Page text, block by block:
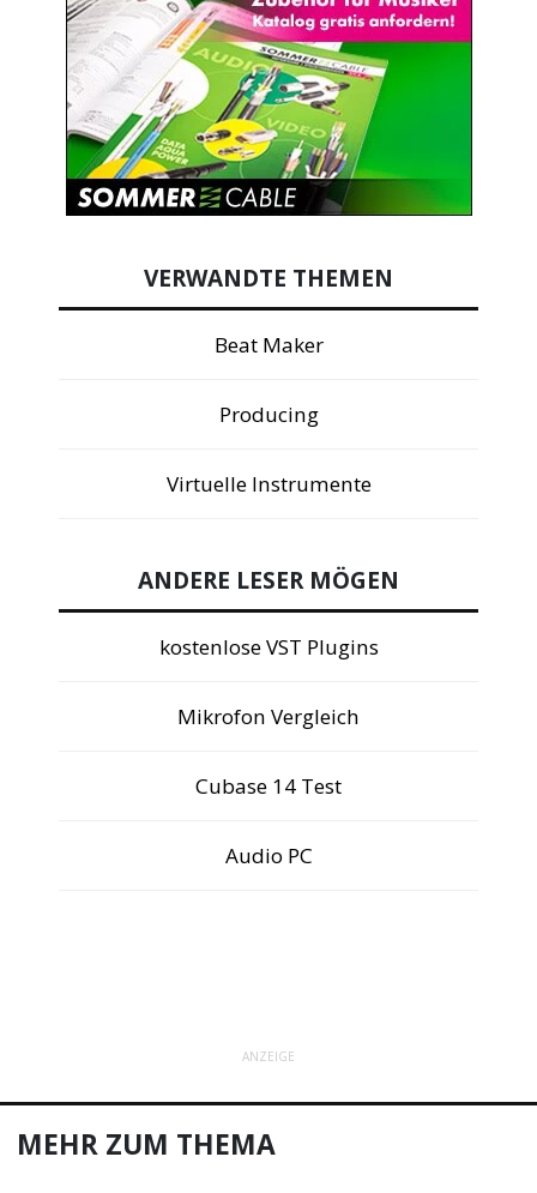
VERWANDTE THEMEN
Beat Maker
Producing
Virtuelle Instrumente
ANDERE LESER MÖGEN
kostenlose VST Plugins
Mikrofon Vergleich
Cubase 14 Test
Audio PC
ANZEIGE
MEHR ZUM THEMA